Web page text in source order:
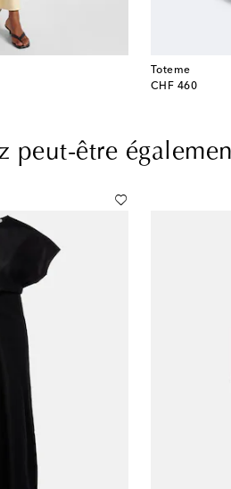
Toteme
CHF 460
original price
peut-être